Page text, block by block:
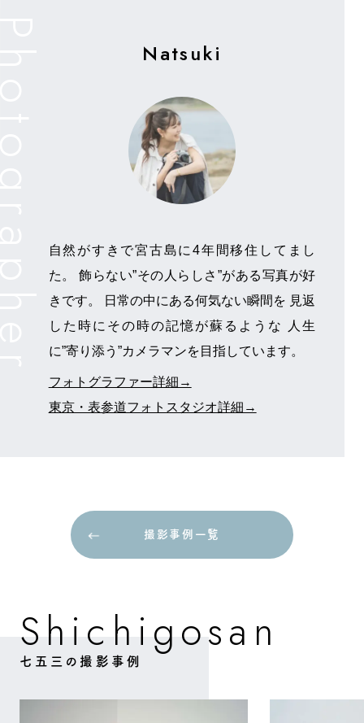
Natsuki
自然がすきで宮古島に4年間移住してまし
た。 飾らない”その人らしさ”がある写真が好
きです。 日常の中にある何気ない瞬間を 見返
した時にその時の記憶が蘇るような 人生
に”寄り添う”カメラマンを目指しています。
フォトグラファー詳細→
東京・表参道フォトスタジオ詳細→
撮影事例一覧
Sh ic h igosa n
七五三の撮影事例